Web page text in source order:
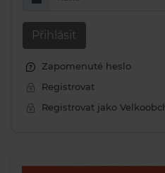
Přihlásit
Zapomenuté heslo
Registrovat
Registrovat jako